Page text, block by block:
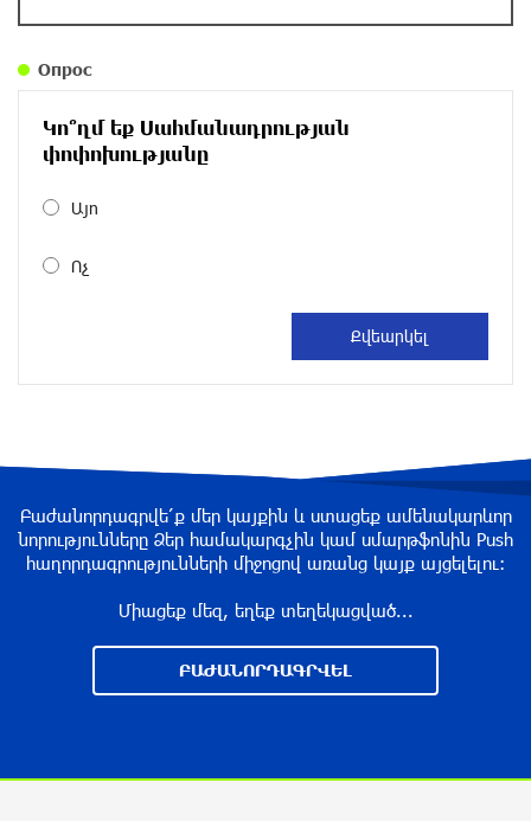
около одного месяца назад
Размик Марукян стал обладателем бронзовой
избежать энергодефицита в Армении: Алексей
около одного месяца назад
На автодороге Ереван-Севан произошел
около одного месяца назад
Оппозиция Грузии отказалась от мандатов и
Опрос
Կո՞ղմ եք Սահմանադրության
փոփոխությանը
Այո
Ոչ
Բաժանորդագրվե՛ք մեր կայքին և ստացեք ամենակարևոր
նորությունները Ձեր համակարգչին կամ սմարթֆոնին Push
հաղորդագրությունների միջոցով առանց կայք այցելելու։
Միացեք մեզ, եղեք տեղեկացված...
ԲԱԺԱՆՈՐԴԱԳՐՎԵԼ